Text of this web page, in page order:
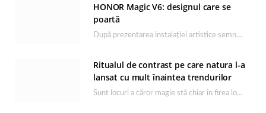
HONOR Magic V6: designul care se
poartă
După prezentarea instalației artistice semnată de Catrinel Săbăciag în cadrul evenimentului de lansare HONOR Magic…
Ritualul de contrast pe care natura l-a
lansat cu mult înaintea trendurilor
Sunt locuri a căror magie stă chiar în firea lor naturală, iar Lacul Ursu din…